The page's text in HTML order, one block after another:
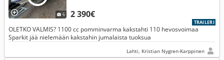
6 2 390€
TRAILERI
OLETKO VALMIS? 1100 cc pomminvarma kakstahti 110 hevosvoimaa
Sparkit jää nielemään kakstahin jumalaista tuoksua
Lahti, Kristian Nygren-Karppinen